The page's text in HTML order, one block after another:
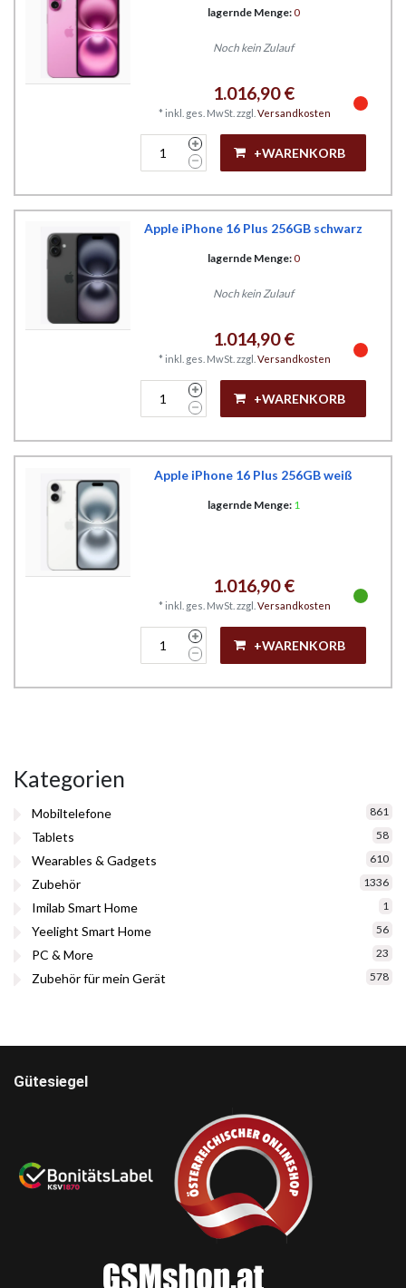
Kategorien
Mobiltelefone 861
Tablets 58
Wearables & Gadgets 610
Zubehör 1336
Imilab Smart Home 1
Yeelight Smart Home 56
PC & More 23
Zubehör für mein Gerät 578
lagernde Menge:0
Noch kein Zulauf
1.016,90 €
* inkl. ges. MwSt. zzgl. Versandkosten
+WARENKORB
Apple iPhone 16 Plus 256GB schwarz
lagernde Menge:0
Noch kein Zulauf
1.014,90 €
* inkl. ges. MwSt. zzgl. Versandkosten
+WARENKORB
Apple iPhone 16 Plus 256GB weiß
lagernde Menge: 1
1.016,90 €
* inkl. ges. MwSt. zzgl. Versandkosten
+WARENKORB
Gütesiegel